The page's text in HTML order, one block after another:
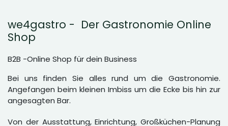
we4gastro - Der Gastronomie Online
Shop
B2B -Online Shop für dein Business
Bei uns finden Sie alles rund um die Gastronomie.
Angefangen beim kleinen Imbiss um die Ecke bis hin zur
angesagten Bar.
Von der Ausstattung, Einrichtung, Großküchen-Planung